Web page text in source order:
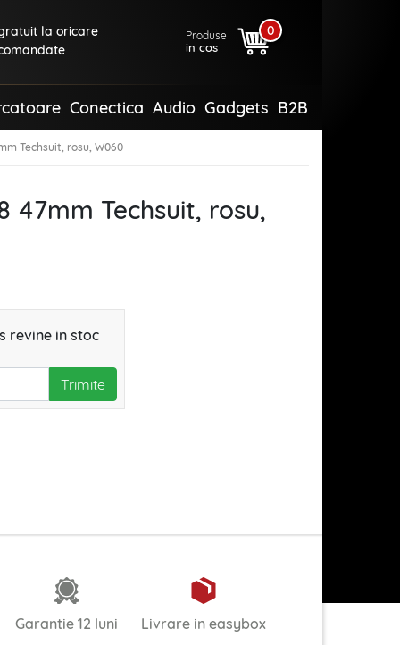
la oricare
Produse
in cos
0
Conectica Audio Gadgets B2B
Techsuit, rosu, W060
47mm Techsuit, rosu,
revine in stoc
Trimite
Garantie 12 luni Livrare in easybox